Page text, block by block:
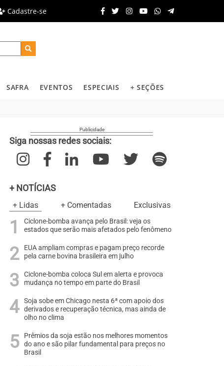
Cadastre-se
SAFRA EVENTOS ESPECIAIS + SEÇÕES
Siga nossas redes sociais:
+ NOTÍCIAS
+ Lidas + Comentadas Exclusivas
Ciclone-bomba avança pelo Brasil: veja os
estados que serão mais afetados pelo fenômeno
EUA ampliam compras e pagam preço recorde
pela carne bovina brasileira em julho
Ciclone-bomba coloca Sul em alerta e provoca
mudança no tempo em parte do Brasil
Soja sobe em Chicago nesta 6ª com apoio dos
derivados e recuperação técnica, mas ainda de
olho no clima
Prêmios da soja estão nos melhores momentos
do ano e são pilar fundamental para preços no
Brasil